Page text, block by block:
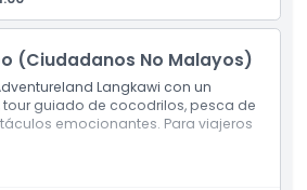
de cocodrilos
(Ciudadanos No Malayos)
Langkawi con un
guiado de cocodrilos, pesca de
emocionantes. Para viajeros